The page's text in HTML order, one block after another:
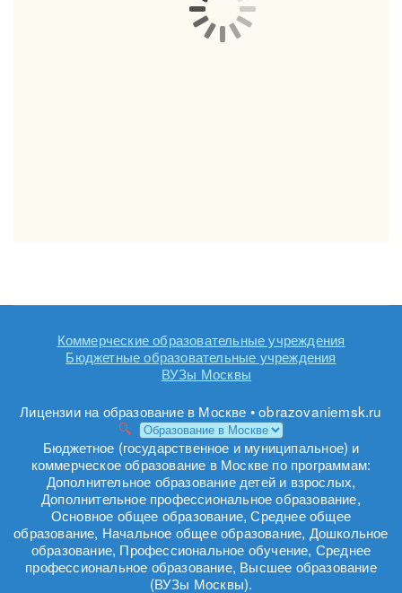
Коммерческие образовательные учреждения
Бюджетные образовательные учреждения
ВУЗы Москвы
Лицензии на образование в Москве • obrazovaniemsk.ru
Бюджетное (государственное и муниципальное) и
коммерческое образование в Москве по программам:
Дополнительное образование детей и взрослых,
Дополнительное профессиональное образование,
Основное общее образование, Среднее общее
образование, Начальное общее образование, Дошкольное
образование, Профессиональное обучение, Среднее
профессиональное образование, Высшее образование
(ВУЗы Москвы).